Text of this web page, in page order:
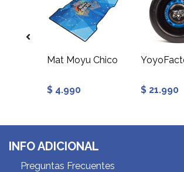
Mat Moyu Chico
$ 4.990 $ 21.990
INFO ADICIONAL
Preguntas Frecuentes